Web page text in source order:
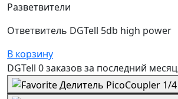
Разветвители
Ответвитель DGTell 5db high power
В корзину
DGTell 0 заказовза последний месяц